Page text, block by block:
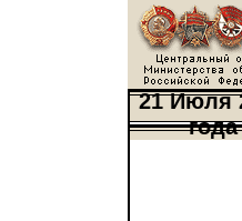
21 Июля
года